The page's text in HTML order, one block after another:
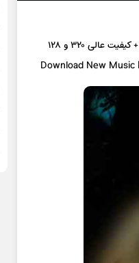
عالی ۳۲۰ و ۱۲۸
Download New Music